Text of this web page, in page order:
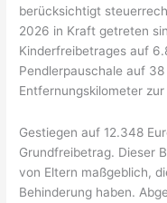
berücksichtigt
2026 in Kraft getreten
Kinderfreibetrages auf
Pendlerpauschale auf
Entfernungskilometer
Gestiegen auf 12.348
Grundfreibetrag. Dieser
von Eltern maßgeblich,
Behinderung haben.